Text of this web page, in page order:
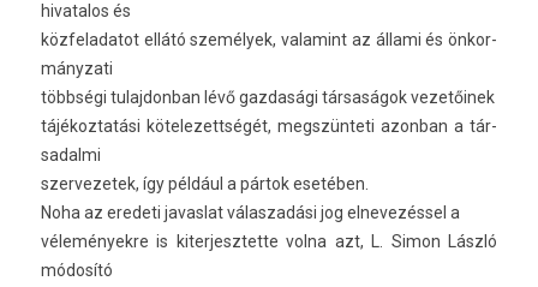
hivatalos és
köz­feladatot ellátó személyek, valamint az állami és önkor­
mányzati
többségi tulaj­donban lévő gaz­dasági társaságok vezetőinek
tájékoz­tatási kötelezettségét, megszünteti azon­ban a tár­
sadal­mi
szer­vezetek, így például a pártok esetében.
Noha az eredeti javas­lat válas­zadási jog el­nevezés­sel a
vélemények­re is kiter­jesztet­te volna azt, L. Simon László
módosító